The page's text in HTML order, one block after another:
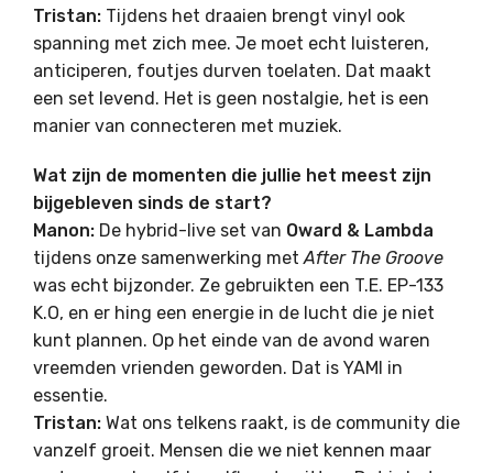
Tristan: Tijdens het draaien brengt vinyl ook
spanning met zich mee. Je moet echt luisteren,
anticiperen, foutjes durven toelaten. Dat maakt
een set levend. Het is geen nostalgie, het is een
manier van connecteren met muziek.
Wat zijn de momenten die jullie het meest zijn
bijgebleven sinds de start?
Manon: De hybrid-live set van Oward & Lambda
tijdens onze samenwerking met After The Groove
was echt bijzonder. Ze gebruikten een T.E. EP-133
K.O, en er hing een energie in de lucht die je niet
kunt plannen. Op het einde van de avond waren
vreemden vrienden geworden. Dat is YAMI in
essentie.
Tristan: Wat ons telkens raakt, is de community die
vanzelf groeit. Mensen die we niet kennen maar